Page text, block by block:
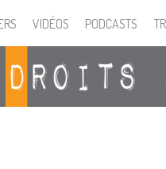
VIDÉOS PODCASTS